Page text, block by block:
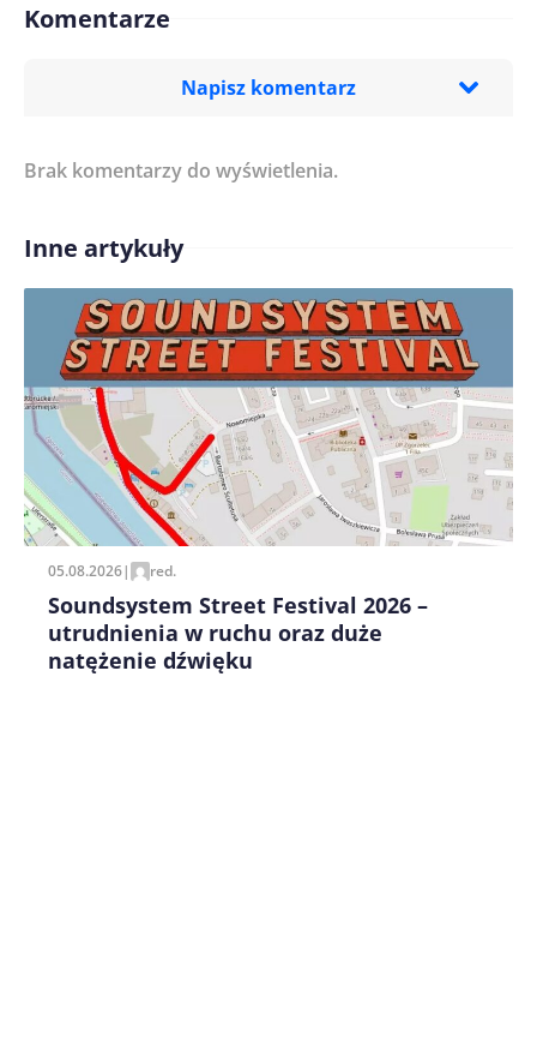
Komentarze
Napisz komentarz
Treść komentarza*
Imię/ Nick*
Zapamiętaj moje dane w tej przeglądarce podczas
pisania kolejnych komentarzy.
Brak komentarzy do wyświetlenia.
Inne artykuły
05.08.2026| red.
Soundsystem Street Festival 2026 –
utrudnienia w ruchu oraz duże
natężenie dźwięku